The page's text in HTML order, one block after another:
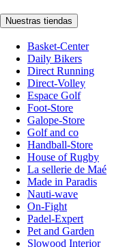
Nuestras tiendas
Basket-Center
Daily Bikers
Direct Running
Direct-Volley
Espace Golf
Foot-Store
Galope-Store
Golf and co
Handball-Store
House of Rugby
La sellerie de Maé
Made in Paradis
Nauti-wave
On-Fight
Padel-Expert
Pet and Garden
Slowood Interior